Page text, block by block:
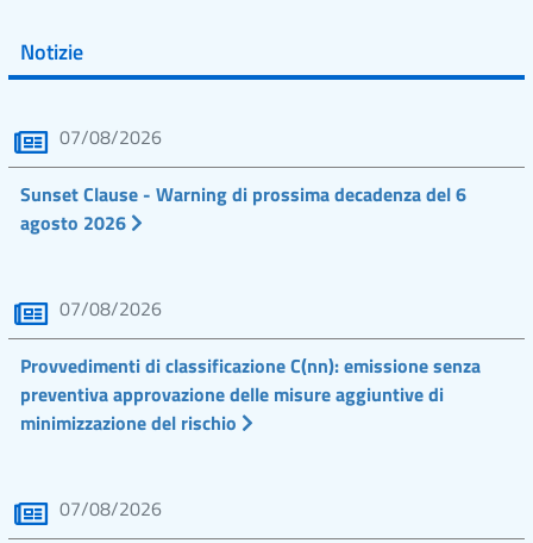
Notizie
07/08/2026
Sunset Clause - Warning di prossima decadenza del 6
agosto 2026
07/08/2026
Provvedimenti di classificazione C(nn): emissione senza
preventiva approvazione delle misure aggiuntive di
minimizzazione del rischio
07/08/2026